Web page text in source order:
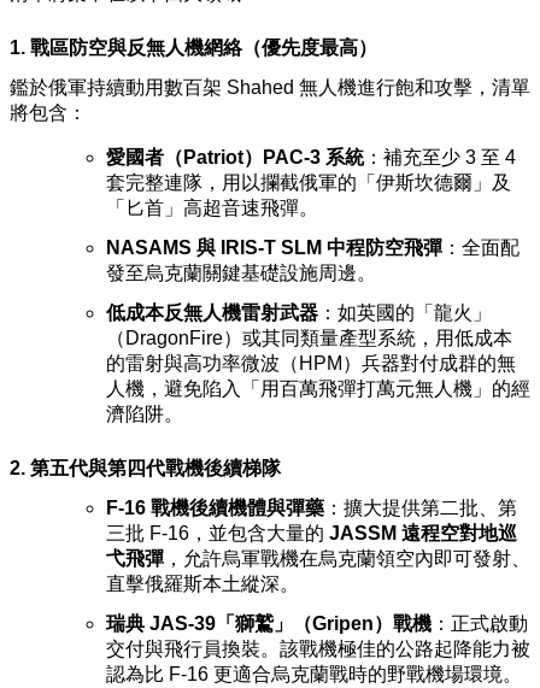
1. 戰區防空與反無人機網絡（優先度最高）
鑑於俄軍持續動用數百架 Shahed 無人機進行飽和攻擊，清單
將包含：
愛國者（Patriot）PAC-3 系統：補充至少 3 至 4
套完整連隊，用以攔截俄軍的「伊斯坎德爾」及
「匕首」高超音速飛彈。
NASAMS 與 IRIS-T SLM 中程防空飛彈 ：全面配
發至烏克蘭關鍵基礎設施周邊。
低成本反無人機雷射武器 ：如英國的「龍火」
（DragonFire）或其同類量產型系統，用低成本
的雷射與高功率微波（HPM）兵器對付成群的無
人機，避免陷入「用百萬飛彈打萬元無人機」的經
濟陷阱。
2. 第五代與第四代戰機後續梯隊
F-16 戰機後續機體與彈藥 ：擴大提供第二批、第
三批 F-16，並包含大量的 JASSM 遠程空對地巡
弋飛彈 ，允許烏軍戰機在烏克蘭領空內即可發射、
直擊俄羅斯本土縱深。
瑞典 JAS-39「獅鷲」（Gripen）戰機 ：正式啟動
交付與飛行員換裝。該戰機極佳的公路起降能力被
認為比 F-16 更適合烏克蘭戰時的野戰機場環境。